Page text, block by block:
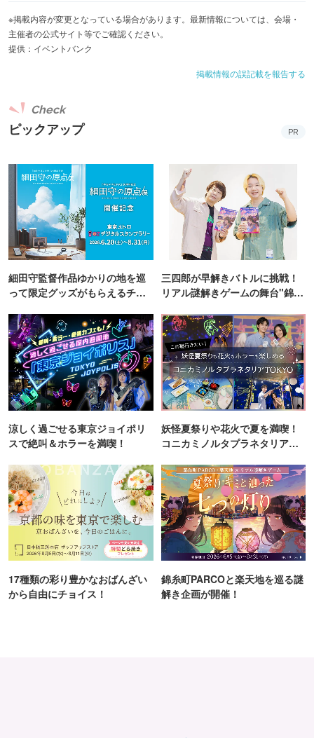
※掲載内容が変更となっている場合があります。最新情報については、会場・
主催者の公式サイト等でご確認ください。
提供：イベントバンク
掲載情報の誤記載を報告する
ピックアップ
Check
PR
細田守監督作品ゆかりの地を巡
って限定グッズがもらえるチャ
三四郎が早解きバトルに挑戦！
リアル謎解きゲームの舞台"錦糸
涼しく過ごせる東京ジョイポリ
スで絶叫＆ホラーを満喫！
妖怪夏祭りや花火で夏を満喫！
コニカミノルタプラネタリア
17種類の彩り豊かなおばんざい
から自由にチョイス！
錦糸町PARCOと楽天地を巡る謎
解き企画が開催！